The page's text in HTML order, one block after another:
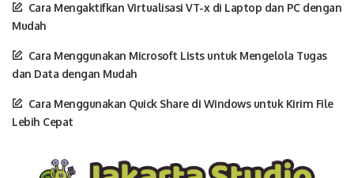
Cara Mengaktifkan Virtualisasi VT-x di Laptop dan PC dengan
Mudah
Cara Menggunakan Microsoft Lists untuk Mengelola Tugas
dan Data dengan Mudah
Cara Menggunakan Quick Share di Windows untuk Kirim File
Lebih Cepat